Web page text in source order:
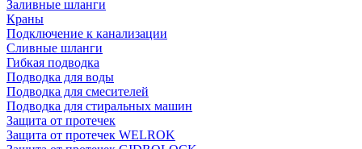
Заливные шланги
Краны
Подключение к канализации
Сливные шланги
Гибкая подводка
Подводка для воды
Подводка для смесителей
Подводка для стиральных машин
Защита от протечек
Защита от протечек WELROK